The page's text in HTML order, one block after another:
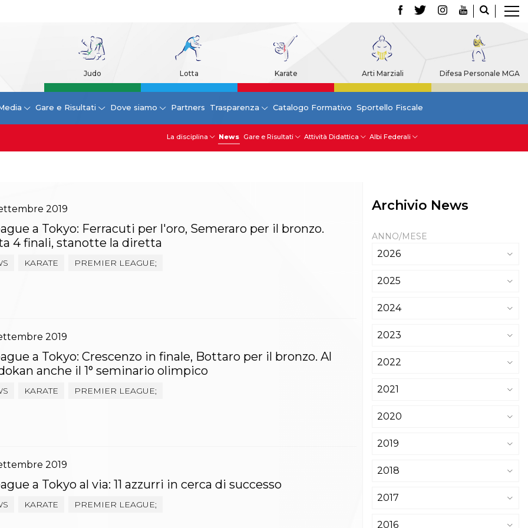
Judo Lotta Karate Arti Marziali Difesa Personale MGA
Gare e Risultati Dove siamo Partners Trasparenza Catalogo Formativo Sportello Fiscale
La disciplina News Gare e Risultati Attività Didattica Albi Federali
2019
a Tokyo: Ferracuti per l'oro, Semeraro per il bronzo.
4 finali, stanotte la diretta
KARATE PREMIER LEAGUE;
2019
a Tokyo: Crescenzo in finale, Bottaro per il bronzo. Al
anche il 1° seminario olimpico
KARATE PREMIER LEAGUE;
2019
a Tokyo al via: 11 azzurri in cerca di successo
KARATE PREMIER LEAGUE;
Archivio News
ANNO/MESE
2026
2025
2024
2023
2022
2021
2020
2019
2018
2017
2016